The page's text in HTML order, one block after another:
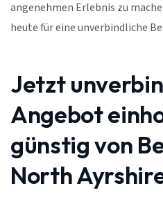
angenehmen Erlebnis zu
heute für eine unverbindliche
Jetzt
Angebot
günstig von
North